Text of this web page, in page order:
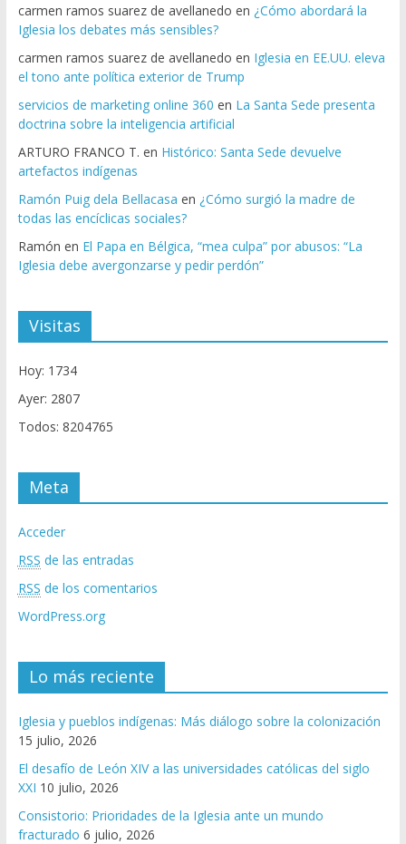
carmen ramos suarez de avellanedo en ¿Cómo abordará la
Iglesia los debates más sensibles?
carmen ramos suarez de avellanedo en Iglesia en EE.UU. eleva
el tono ante política exterior de Trump
servicios de marketing online 360 en La Santa Sede presenta
doctrina sobre la inteligencia artificial
ARTURO FRANCO T. en Histórico: Santa Sede devuelve
artefactos indígenas
Ramón Puig dela Bellacasa en ¿Cómo surgió la madre de
todas las encíclicas sociales?
Ramón en El Papa en Bélgica, “mea culpa” por abusos: “La
Iglesia debe avergonzarse y pedir perdón”
Visitas
Hoy: 1734
Ayer: 2807
Todos: 8204765
Meta
Acceder
RSS de las entradas
RSS de los comentarios
WordPress.org
Lo más reciente
Iglesia y pueblos indígenas: Más diálogo sobre la colonización
15 julio, 2026
El desafío de León XIV a las universidades católicas del siglo
XXI 10 julio, 2026
Consistorio: Prioridades de la Iglesia ante un mundo
fracturado 6 julio, 2026